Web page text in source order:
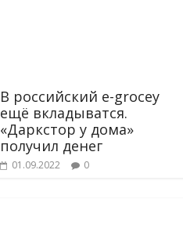
В российский e-grocey
ещё вкладыватся.
«Даркстор у дома»
получил денег
01.09.2022 0